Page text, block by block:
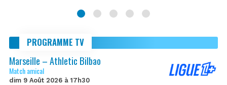
PROGRAMME TV
Marseille – Athletic Bilbao
Match amical
dim 9 Août 2026 à 17h30